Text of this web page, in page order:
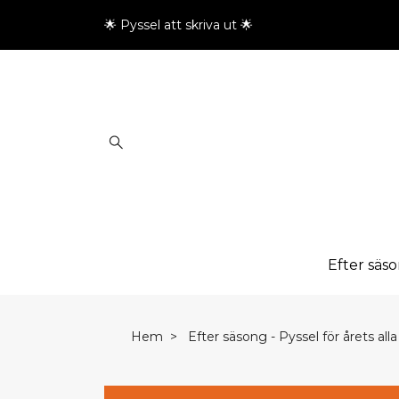
🌟 Pyssel att skriva ut 🌟
Efter
Hem Efter säsong - Pyssel för årets